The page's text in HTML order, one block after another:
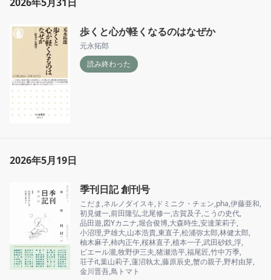
歩くと心が軽くなるのはなぜか
元永拓郎
読み終わった
2026年5月19日
季刊日記 創刊号
こだま ,ネルノダイスキ, ドミニク・チェン,pha,伊藤亜和,
初見健一,前田隆弘,北尾修一,古賀及子,こうの史代,
品田遊,図Yカニナ,堀合俊博,大森時生,安達茉莉子,
小沼理,尹雄大,山本浩貴,東直子,松浦弥太郎,林健太郎,
柚木麻子,柿内正午,桜林直子,植本一子,武田砂鉄,浮,
ピエール瀧,牧野伊三夫,猪瀬浩平,福尾匠,竹中万季,
荘子it,葉山莉子,蓮沼執太,藤原辰史,蟹の親子,野村由芽,
金川晋吾,鳥トマト